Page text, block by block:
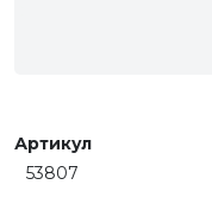
Артикул
53807